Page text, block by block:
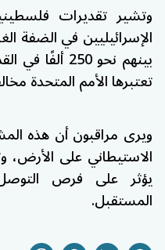
وتشير تقديرات
بينهم نحو
تعتبرهاالأمم المتحدة
ويرى مراقبون أن هذه
الاستيطاني على الأرض،
يؤثر على فرص
المستقبل.